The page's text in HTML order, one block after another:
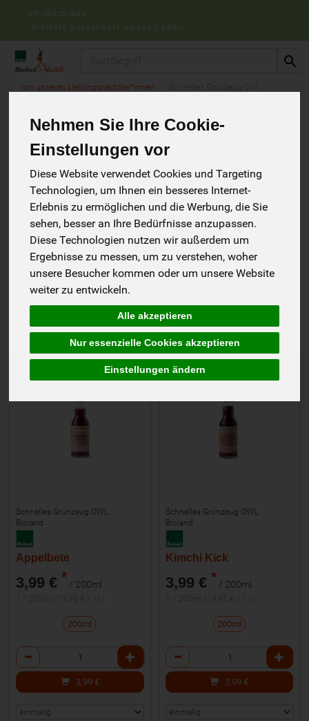
Nehmen Sie Ihre Cookie-
Einstellungen vor
Diese Website verwendet Cookies und Targeting
Technologien, um Ihnen ein besseres Internet-
Erlebnis zu ermöglichen und die Werbung, die Sie
sehen, besser an Ihre Bedürfnisse anzupassen.
Diese Technologien nutzen wir außerdem um
Ergebnisse zu messen, um zu verstehen, woher
unsere Besucher kommen oder um unsere Website
weiter zu entwickeln.
Alle akzeptieren
Nur essenzielle Cookies akzeptieren
Einstellungen ändern
DE-ÖKO-006
Vielfalt bereichert unser Leben
von unseren Lieblingsnachbar*innen
Schnelles Grünzeug
Owl 11 von 734
Hersteller Allergene
Schnelles Grünzeug OWL
Bioland
Appelbete
3,99 € * / 200ml
200ml
Anzahl
3,99 €
Schnelles Grünzeug OWL
Bioland
Kimchi Kick
3,99 € * / 200ml
200ml
Anzahl
3,99 €